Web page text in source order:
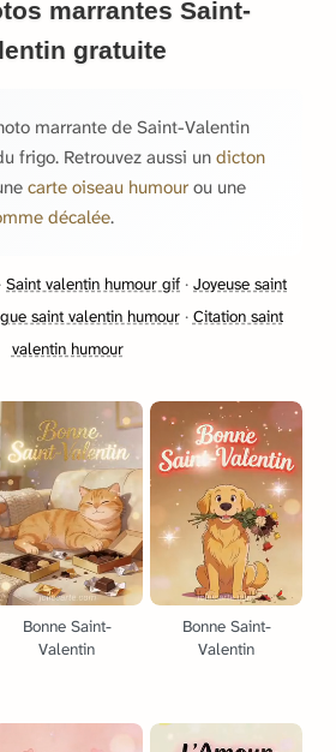
marrantes Saint-
gratuite
marrante de Saint-Valentin
frigo. Retrouvez aussi un dicton
carte oiseau humour ou une
décalée.
· Saint valentin humour gif · Joyeuse saint
saint valentin humour· Citation saint
valentin humour
Bonne Saint-
Valentin
Bonne Saint-
Valentin